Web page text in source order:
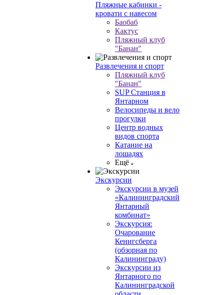
Пляжные кабинки -
кровати с навесом
Баобаб
Кактус
Пляжный клуб
"Банан"
Развлечения и спорт
Пляжный клуб
"Банан"
SUP Станция в
Янтарном
Велосипеды и вело
прогулки
Центр водных
видов спорта
Катание на
лошадях
Ещё
Экскурсии
Экскурсии в музей
«Калининградский
Янтарный
комбинат»
Экскурсия:
Очарование
Кенигсберга
(обзорная по
Калининграду)
Экскурсии из
Янтарного по
Калининградской